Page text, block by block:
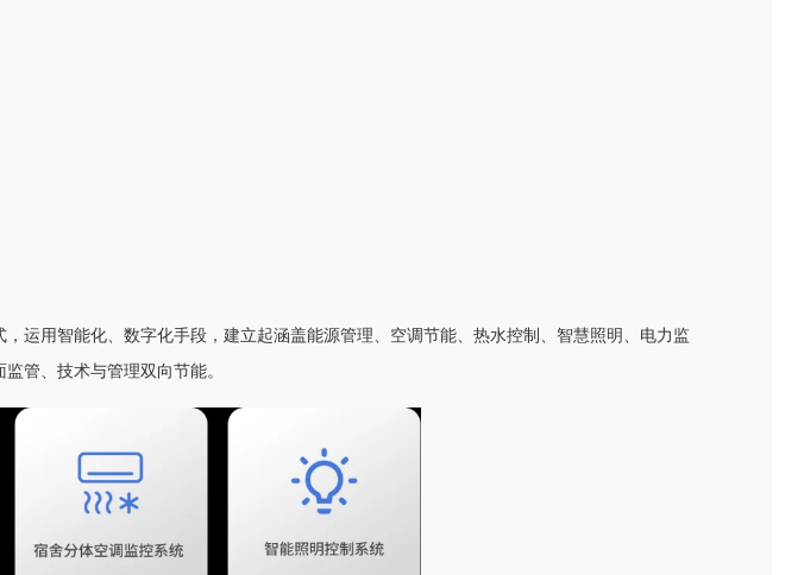
运用智能化、数字化手段，建立起涵盖能源管理、空调节能、热水控制、智慧照明、电力监
管、技术与管理双向节能。